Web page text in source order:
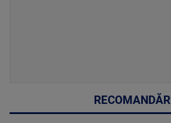
RECOMANDĂRI